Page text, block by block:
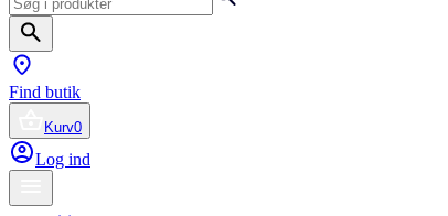
Find butik
Kurv0
Log ind